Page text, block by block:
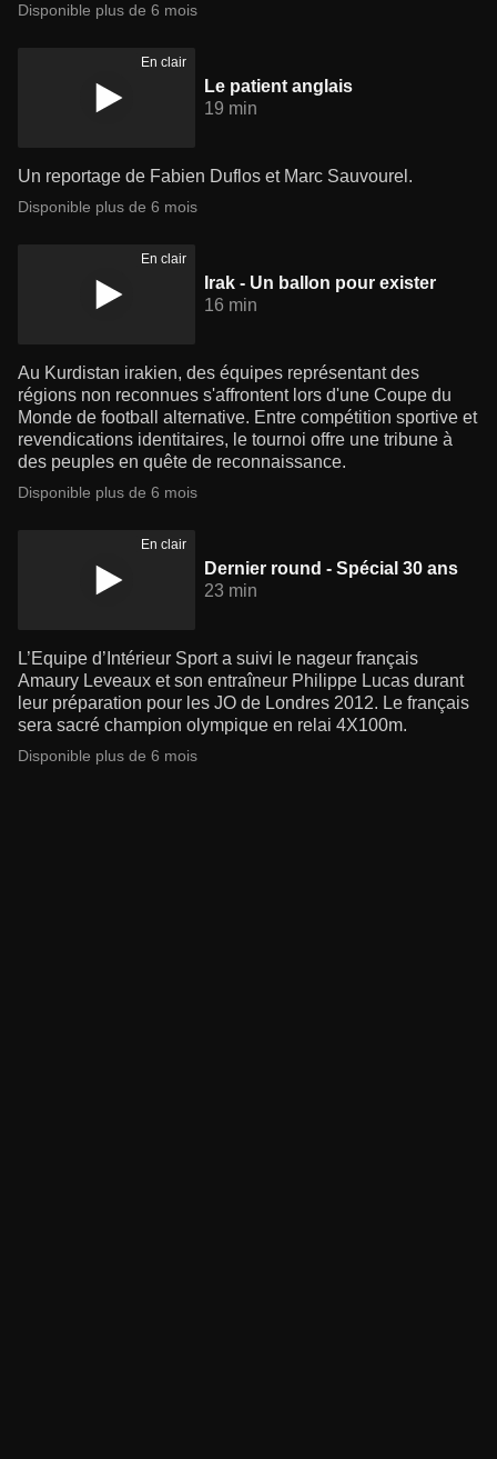
Disponible plus de 6 mois
En clair
Le patient anglais
19 min
Un reportage de Fabien Duflos et Marc Sauvourel.
Disponible plus de 6 mois
En clair
Irak - Un ballon pour exister
16 min
Au Kurdistan irakien, des équipes représentant des
régions non reconnues s'affrontent lors d'une Coupe du
Monde de football alternative. Entre compétition sportive et
revendications identitaires, le tournoi offre une tribune à
des peuples en quête de reconnaissance.
Disponible plus de 6 mois
En clair
Dernier round - Spécial 30 ans
23 min
L’Equipe d’Intérieur Sport a suivi le nageur français
Amaury Leveaux et son entraîneur Philippe Lucas durant
leur préparation pour les JO de Londres 2012. Le français
sera sacré champion olympique en relai 4X100m.
Disponible plus de 6 mois